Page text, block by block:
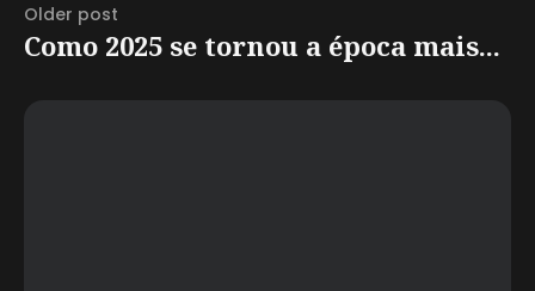
Older post
Como 2025 se tornou a época mais...